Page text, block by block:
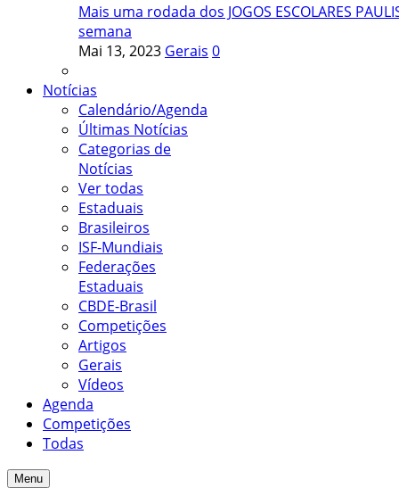
Mais uma rodada dos JOGOS ESCOLARES
semana
Mai 13, 2023 Gerais 0
Notícias
Calendário/Agenda
Últimas Notícias
Categorias de
Notícias
Ver todas
Estaduais
Brasileiros
ISF-Mundiais
Federações
Estaduais
CBDE-Brasil
Competições
Artigos
Gerais
Vídeos
Agenda
Competições
Todas
Menu